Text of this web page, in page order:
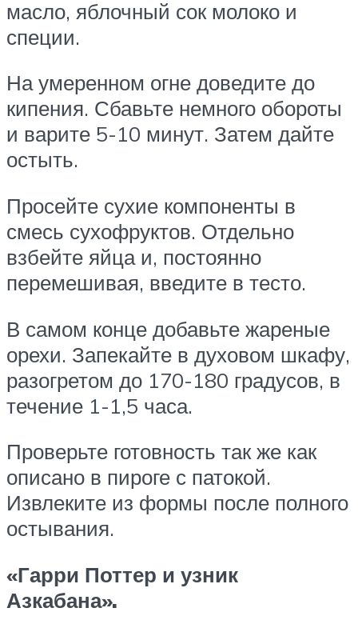
масло, яблочный сок молоко и
специи.
На умеренном огне доведите до
кипения. Сбавьте немного обороты
и варите 5-10 минут. Затем дайте
остыть.
Просейте сухие компоненты в
смесь сухофруктов. Отдельно
взбейте яйца и, постоянно
перемешивая, введите в тесто.
В самом конце добавьте жареные
орехи. Запекайте в духовом шкафу,
разогретом до 170-180 градусов, в
течение 1-1,5 часа.
Проверьте готовность так же как
описано в пироге с патокой.
Извлеките из формы после полного
остывания.
«Гарри Поттер и узник
Азкабана».